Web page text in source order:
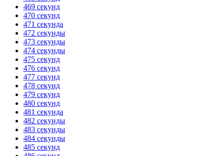
469 секунд
470 секунд
471 секунда
472 секунды
473 секунды
474 секунды
475 секунд
476 секунд
477 секунд
478 секунд
479 секунд
480 секунд
481 секунда
482 секунды
483 секунды
484 секунды
485 секунд